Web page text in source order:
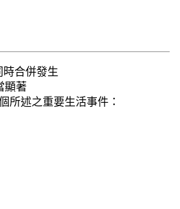
合併發生
顯著
所述之重要生活事件：